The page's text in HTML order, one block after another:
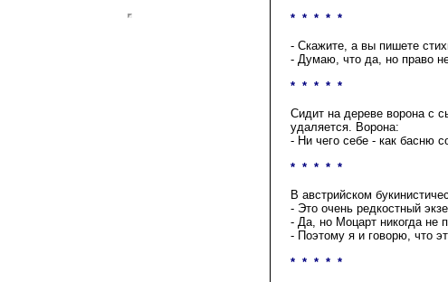
* * * * *
- Скажите, а вы пишете
- Думаю, что да, но право
* * * * *
Сидит на дереве ворона с
удаляется. Ворона:
- Ни чего себе - как басню
* * * * *
В австрийском
- Это очень редкостный
- Да, но Моцарт никогда не
- Поэтому я и говорю, что
* * * * *